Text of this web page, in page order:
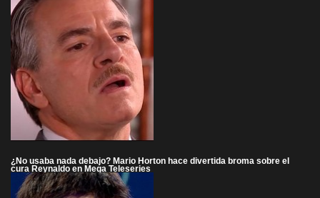
¿No usaba nada debajo? Mario Horton hace divertida broma sobre el
cura Reynaldo en Mega Teleseries